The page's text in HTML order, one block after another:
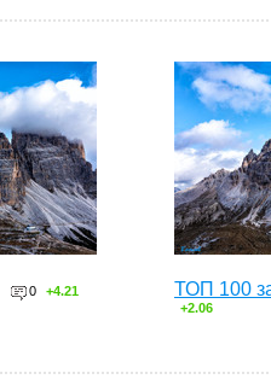
0 +4.21 ТОП 100
+2.06